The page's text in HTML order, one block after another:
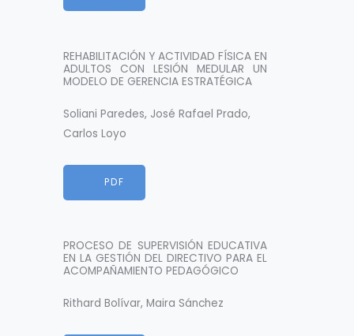
REHABILITACIÓN Y ACTIVIDAD FÍSICA EN
ADULTOS CON LESIÓN MEDULAR UN
MODELO DE GERENCIA ESTRATÉGICA
Soliani Paredes, José Rafael Prado,
Carlos Loyo
HTMLPDF
PROCESO DE SUPERVISIÓN EDUCATIVA
EN LA GESTIÓN DEL DIRECTIVO PARA EL
ACOMPAÑAMIENTO PEDAGÓGICO
Rithard Bolívar, Maira Sánchez